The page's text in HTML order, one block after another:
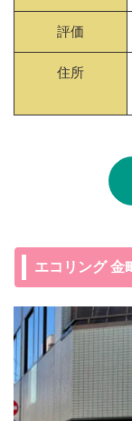
評価
住所
エコリング 金